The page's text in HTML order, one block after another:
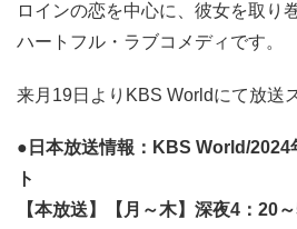
ロインの恋を中心に、彼女を取り
ハートフル・ラブコメディです。
来月19日よりKBS Worldにて放送
●日本放送情報：KBS World/2024
ト
【本放送】【月～木】深夜4：20